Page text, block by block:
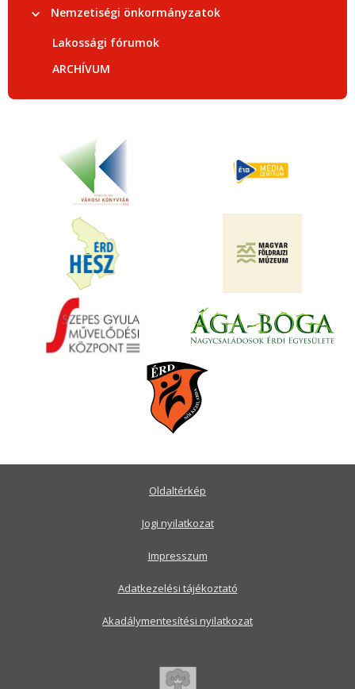
Nemzetiségi önkormányzatok
Lakossági fórumok
ARCHÍVUM
Oldaltérkép
Jogi nyilatkozat
Impresszum
Adatkezelési tájékoztató
Akadálymentesítési nyilatkozat